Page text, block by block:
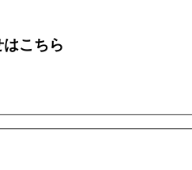
こちら